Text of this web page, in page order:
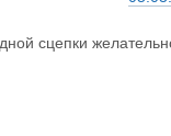
сцепки